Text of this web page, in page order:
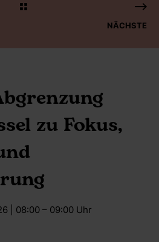
NÄCHSTE
zu Fokus,
| 08:00 – 09:00 Uhr